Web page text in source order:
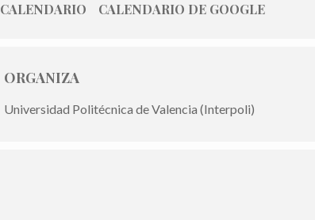
CALENDARIO CALENDARIO DE GOOGLE
ORGANIZA
Universidad Politécnica de Valencia (Interpoli)